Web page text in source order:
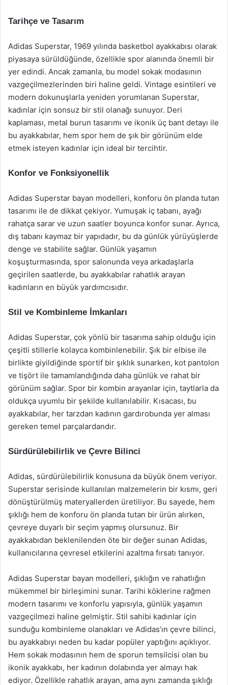
Tarihçe ve Tasarım
Adidas Superstar, 1969 yılında basketbol ayakkabısı olarak
piyasaya sürüldüğünde, özellikle spor alanında önemli bir
yer edindi. Ancak zamanla, bu model sokak modasının
vazgeçilmezlerinden biri haline geldi. Vintage esintileri ve
modern dokunuşlarla yeniden yorumlanan Superstar,
kadınlar için sonsuz bir stil olanağı sunuyor. Deri
kaplaması, metal burun tasarımı ve ikonik üç bant detayı ile
bu ayakkabılar, hem spor hem de şık bir görünüm elde
etmek isteyen kadınlar için ideal bir tercihtir.
Konfor ve Fonksiyonellik
Adidas Superstar bayan modelleri, konforu ön planda tutan
tasarımı ile de dikkat çekiyor. Yumuşak iç tabanı, ayağı
rahatça sarar ve uzun saatler boyunca konfor sunar. Ayrıca,
dış tabanı kaymaz bir yapıdadır, bu da günlük yürüyüşlerde
denge ve stabilite sağlar. Günlük yaşamın
koşuşturmasında, spor salonunda veya arkadaşlarla
geçirilen saatlerde, bu ayakkabılar rahatlık arayan
kadınların en büyük yardımcısıdır.
Stil ve Kombinleme İmkanları
Adidas Superstar, çok yönlü bir tasarıma sahip olduğu için
çeşitli stillerle kolayca kombinlenebilir. Şık bir elbise ile
birlikte giyildiğinde sportif bir şıklık sunarken, kot pantolon
ve tişört ile tamamlandığında daha günlük ve rahat bir
görünüm sağlar. Spor bir kombin arayanlar için, taytlarla da
oldukça uyumlu bir şekilde kullanılabilir. Kısacası, bu
ayakkabılar, her tarzdan kadının gardırobunda yer alması
gereken temel parçalardandır.
Sürdürülebilirlik ve Çevre Bilinci
Adidas, sürdürülebilirlik konusuna da büyük önem veriyor.
Superstar serisinde kullanılan malzemelerin bir kısmı, geri
dönüştürülmüş materyallerden üretiliyor. Bu sayede, hem
şıklığı hem de konforu ön planda tutan bir ürün alırken,
çevreye duyarlı bir seçim yapmış olursunuz. Bir
ayakkabıdan beklenilenden öte bir değer sunan Adidas,
kullanıcılarına çevresel etkilerini azaltma fırsatı tanıyor.
Adidas Superstar bayan modelleri, şıklığın ve rahatlığın
mükemmel bir birleşimini sunar. Tarihi köklerine rağmen
modern tasarımı ve konforlu yapısıyla, günlük yaşamın
vazgeçilmezi haline gelmiştir. Stil sahibi kadınlar için
sunduğu kombinleme olanakları ve Adidas’ın çevre bilinci,
bu ayakkabıyı neden bu kadar popüler yaptığını açıklıyor.
Hem sokak modasının hem de sporun temsilcisi olan bu
ikonik ayakkabı, her kadının dolabında yer almayı hak
ediyor. Özellikle rahatlık arayan, ama aynı zamanda şıklığı